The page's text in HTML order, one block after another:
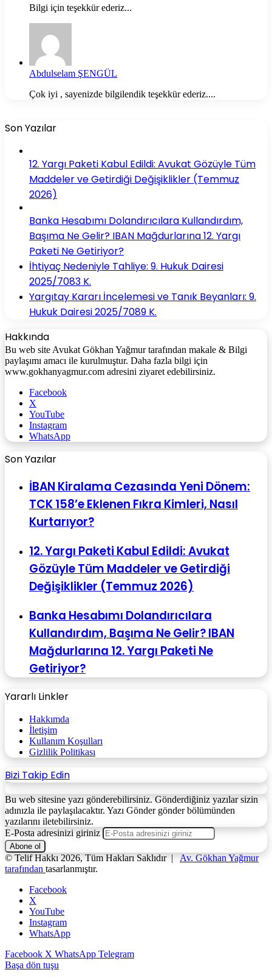
Bilgi için teşekkür ederiz...
Abdulselam ŞENGÜL
Çok iyi , sayenizde bilgilendik teşekkür ederiz....
Son Yazılar
12. Yargı Paketi Kabul Edildi: Avukat Gözüyle Tüm
Maddeler ve Getirdiği Değişiklikler (Temmuz
2026)
Banka Hesabımı Dolandırıcılara Kullandırdım,
Başıma Ne Gelir? IBAN Mağdurlarına 12. Yargı
Paketi Ne Getiriyor?
İhtiyaç Nedeniyle Tahliye: 9. Hukuk Dairesi
2025/7083 K.
Yargıtay Kararı İncelemesi ve Tanık Beyanları: 9.
Hukuk Dairesi 2025/7089 K.
Hakkında
Bu web site Avukat Gökhan Yağmur tarafından makale & Bilgi
paylaşımı amacı ile kurulmuştur. Daha fazla bilgi için
www.gokhanyagmur.com adresini ziyaret edebilirsiniz.
Facebook
X
YouTube
Instagram
WhatsApp
Son Yazılar
İBAN Kiralama Cezasında Yeni Dönem:
TCK 158’e Eklenen Fıkra Kimleri, Nasıl
Kurtarıyor?
12. Yargı Paketi Kabul Edildi: Avukat
Gözüyle Tüm Maddeler ve Getirdiği
Değişiklikler (Temmuz 2026)
Banka Hesabımı Dolandırıcılara
Kullandırdım, Başıma Ne Gelir? IBAN
Mağdurlarına 12. Yargı Paketi Ne
Getiriyor?
Yararlı Linkler
Hakkımda
İletişim
Kullanım Koşulları
Gizlilik Politikası
Bizi Takip Edin
Bu web sitesine yazı gönderebilirsiniz. Gönderdiğiniz yazılar sizin
adınızla ile paylaşılacaktır. Yazı Gönder gönder bölümünden
yazılarını iletebilirsiniz.
E-Posta adresinizi giriniz
© Telif Hakkı 2026, Tüm Hakları Saklıdır |Av. Gökhan Yağmur
tarafından tasarlanmıştır.
Facebook
X
YouTube
Instagram
WhatsApp
Facebook X WhatsApp Telegram
Başa dön tuşu